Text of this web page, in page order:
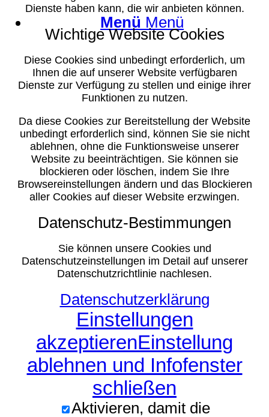
Menü Menü
Dienste haben kann, die wir anbieten können.
Wichtige Website Cookies
Diese Cookies sind unbedingt erforderlich, um
Ihnen die auf unserer Website verfügbaren
Dienste zur Verfügung zu stellen und einige ihrer
Funktionen zu nutzen.
Da diese Cookies zur Bereitstellung der Website
unbedingt erforderlich sind, können Sie sie nicht
ablehnen, ohne die Funktionsweise unserer
Website zu beeinträchtigen. Sie können sie
blockieren oder löschen, indem Sie Ihre
Browsereinstellungen ändern und das Blockieren
aller Cookies auf dieser Website erzwingen.
Datenschutz-Bestimmungen
Sie können unsere Cookies und
Datenschutzeinstellungen im Detail auf unserer
Datenschutzrichtlinie nachlesen.
Datenschutzerklärung
Einstellungen
akzeptierenEinstellung
ablehnen und Infofenster
schließen
Aktivieren, damit die